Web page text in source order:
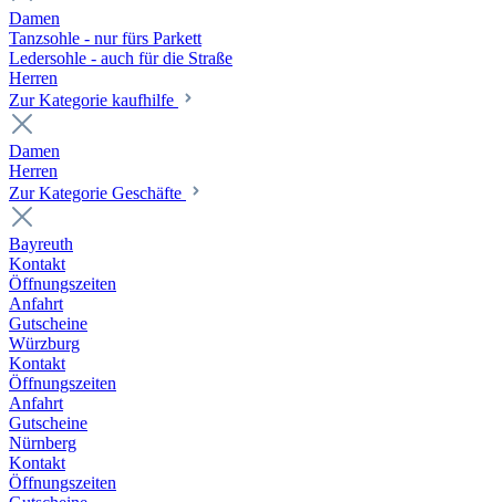
Damen
Tanzsohle - nur fürs Parkett
Ledersohle - auch für die Straße
Herren
Zur Kategorie kaufhilfe
Damen
Herren
Zur Kategorie Geschäfte
Bayreuth
Kontakt
Öffnungszeiten
Anfahrt
Gutscheine
Würzburg
Kontakt
Öffnungszeiten
Anfahrt
Gutscheine
Nürnberg
Kontakt
Öffnungszeiten